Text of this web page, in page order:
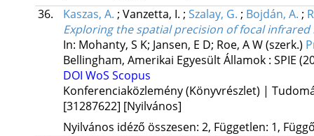
36.
Kaszas, A. ; Vanzetta, I. ; Szalay, G. ; Bojdán, A. ;
Exploring the spatial precision of focal
In: Mohanty, S K; Jansen, E D; Roe, A W (szerk.)
Bellingham, Amerikai Egyesült Államok : SPIE
DOI WoS Scopus
Konferenciaközlemény (Könyvrészlet) |
[31287622] [Nyilvános]
Nyilvános idéző összesen: 2, Független: 1,